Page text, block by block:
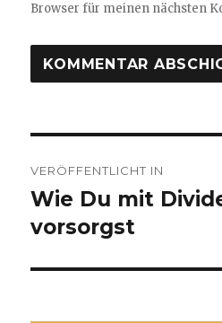
Browser für meinen nächsten
VERÖFFENTLICHT IN
Wie Du mit
vorsorgst